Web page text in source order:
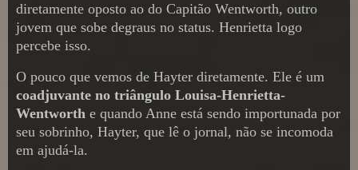
diretamente oposto ao do Capitão Wentworth, outro
jovem que sobe degraus no status. Henrietta logo
percebe isso.
O pouco que vemos de Hayter diretamente. Ele é um
coadjuvante no triângulo Louisa-Henrietta-
Wentworth e quando Anne está sendo importunada por
seu sobrinho, Hayter, que lê o jornal, não se incomoda
em ajudá-la.